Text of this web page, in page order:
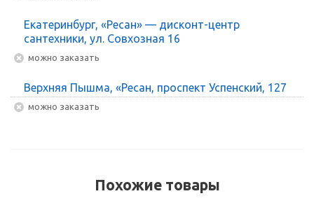
Екатеринбург, «Ресан» — дисконт-центр
сантехники, ул. Совхозная 16
Можно заказать
Верхняя Пышма, «Ресан, проспект Успенский, 127
Можно заказать
Похожие товары